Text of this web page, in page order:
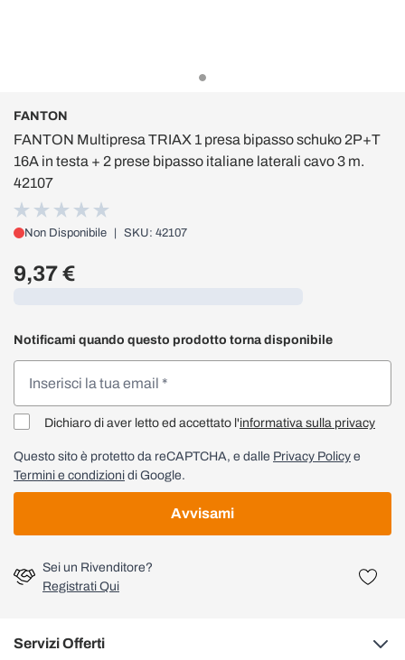
FANTON
FANTON Multipresa TRIAX 1 presa bipasso schuko 2P+T
16A in testa + 2 prese bipasso italiane laterali cavo 3 m.
42107
Non Disponibile SKU: 42107
9,37 €
Notificami quando questo prodotto torna disponibile
Dichiaro di aver letto ed accettato l'informativa sulla privacy
Questo sito è protetto da reCAPTCHA, e dalle Privacy Policy e
Termini e condizioni di Google.
Avvisami
Sei un Rivenditore?
Registrati Qui
Servizi Offerti